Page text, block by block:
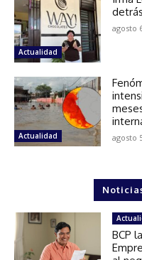
Actualidad
agosto
Actualidad agosto
BCP